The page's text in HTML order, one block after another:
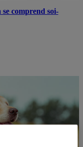
comprend soi-